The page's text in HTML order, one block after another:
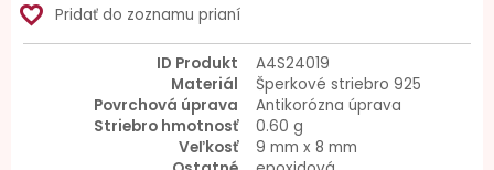
favorite_border Pridať do zoznamu prianí
ID Produkt
A4S24019
Materiál
Šperkové striebro 925
Povrchová úprava
Antikorózna úprava
Striebro hmotnosť
0.60 g
Veľkosť
9 mm x 8 mm